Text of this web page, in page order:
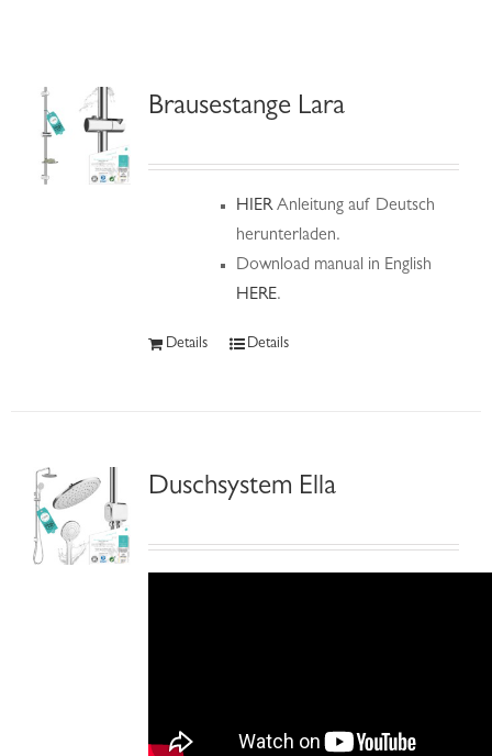
Brausestange Lara
HIERAnleitung auf Deutsch
herunterladen.
Download manual in English
HERE.
Details Details
Duschsystem Ella